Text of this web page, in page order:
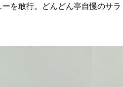
を敢行。どんどん亭自慢のサラ